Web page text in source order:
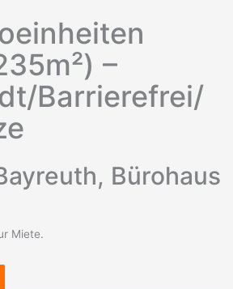
–
Barrierefrei/
Bürohaus
Miete.